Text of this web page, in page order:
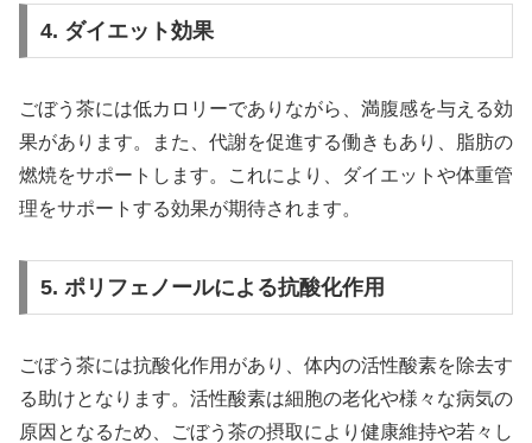
4. ダイエット効果
ごぼう茶には低カロリーでありながら、満腹感を与える効
果があります。また、代謝を促進する働きもあり、脂肪の
燃焼をサポートします。これにより、ダイエットや体重管
理をサポートする効果が期待されます。
5. ポリフェノールによる抗酸化作用
ごぼう茶には抗酸化作用があり、体内の活性酸素を除去す
る助けとなります。活性酸素は細胞の老化や様々な病気の
原因となるため、ごぼう茶の摂取により健康維持や若々し